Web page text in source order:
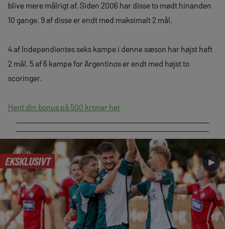
blive mere målrigt af. Siden 2006 har disse to mødt hinanden
10 gange. 9 af disse er endt med maksimalt 2 mål.
4 af Independientes seks kampe i denne sæson har højst haft
2 mål. 5 af 6 kampe for Argentinos er endt med højst to
scoringer.
Hent din bonus på 500 kroner her
EKSKLUSIVT ►